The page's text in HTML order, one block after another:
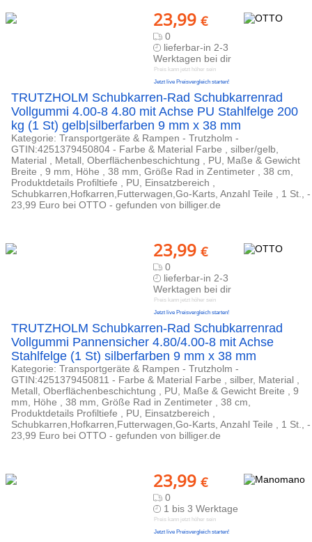
23,99 €
0
lieferbar-in 2-3
Werktagen bei dir
Preis kann jetzt höher sein
Jetzt live Preisvergleich starten!
TRUTZHOLM Schubkarren-Rad Schubkarrenrad
Vollgummi 4.00-8 4.80 mit Achse PU Stahlfelge 200
kg (1 St) gelb|silberfarben 9 mm x 38 mm
Kategorie: Transportgeräte & Rampen - Trutzholm -
GTIN:4251379450804 - Farbe & Material Farbe , silber/gelb,
Material , Metall, Oberflächenbeschichtung , PU, Maße & Gewicht
Breite , 9 mm, Höhe , 38 mm, Größe Rad in Zentimeter , 38 cm,
Produktdetails Profiltiefe , PU, Einsatzbereich ,
Schubkarren,Hofkarren,Futterwagen,Go-Karts, Anzahl Teile , 1 St., -
23,99 Euro bei OTTO - gefunden von billiger.de
23,99 €
0
lieferbar-in 2-3
Werktagen bei dir
Preis kann jetzt höher sein
Jetzt live Preisvergleich starten!
TRUTZHOLM Schubkarren-Rad Schubkarrenrad
Vollgummi Pannensicher 4.80/4.00-8 mit Achse
Stahlfelge (1 St) silberfarben 9 mm x 38 mm
Kategorie: Transportgeräte & Rampen - Trutzholm -
GTIN:4251379450811 - Farbe & Material Farbe , silber, Material ,
Metall, Oberflächenbeschichtung , PU, Maße & Gewicht Breite , 9
mm, Höhe , 38 mm, Größe Rad in Zentimeter , 38 cm,
Produktdetails Profiltiefe , PU, Einsatzbereich ,
Schubkarren,Hofkarren,Futterwagen,Go-Karts, Anzahl Teile , 1 St., -
23,99 Euro bei OTTO - gefunden von billiger.de
23,99 €
0
1 bis 3 Werktage
Preis kann jetzt höher sein
Jetzt live Preisvergleich starten!